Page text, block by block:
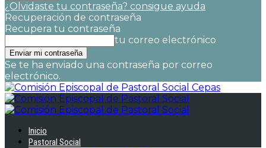
¿Olvidaste tu contraseña? consigue ayuda
Recuperación de contraseña
Recupera tu contraseña
tu correo electrónico
Se te ha enviado una contraseña por correo
electrónico.
Cepas
Inicio
Pastoral Social